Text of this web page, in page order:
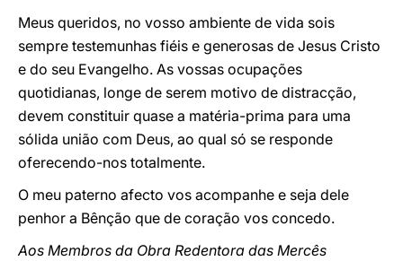
Meus queridos, no vosso ambiente de vida sois
sempre testemunhas fiéis e generosas de Jesus Cristo
e do seu Evangelho. As vossas ocupações
quotidianas, longe de serem motivo de distracção,
devem constituir quase a matéria-prima para uma
sólida união com Deus, ao qual só se responde
oferecendo-nos totalmente.
O meu paterno afecto vos acompanhe e seja dele
penhor a Bênção que de coração vos concedo.
Aos Membros da Obra Redentora das Mercês